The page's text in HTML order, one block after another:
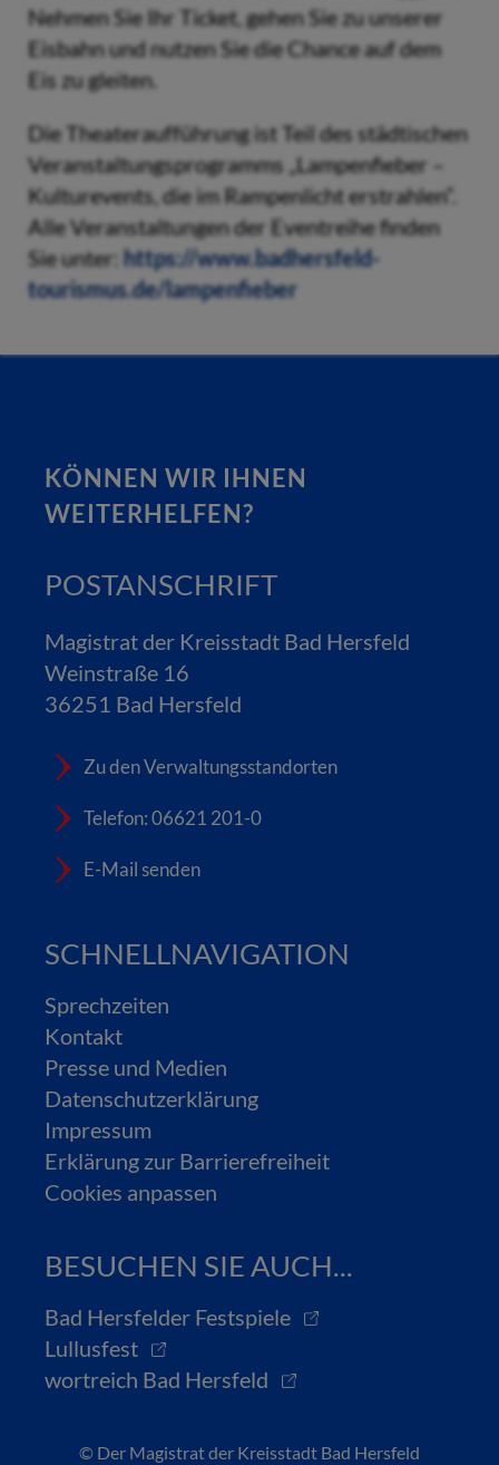
Nehmen Sie Ihr Ticket, gehen Sie zu unserer
Eisbahn und nutzen Sie die Chance auf dem
Eis zu gleiten.
Die Theateraufführung ist Teil des städtischen
Veranstaltungsprogramms „Lampenfieber –
Kulturevents, die im Rampenlicht erstrahlen“.
Alle Veranstaltungen der Eventreihe finden
Sie unter: https://www.badhersfeld-
tourismus.de/lampenfieber
KÖNNEN WIR IHNEN
WEITERHELFEN?
POSTANSCHRIFT
Magistrat der Kreisstadt Bad Hersfeld
Weinstraße 16
36251 Bad Hersfeld
Zu den Verwaltungsstandorten
Telefon: 06621 201-0
E-Mail senden
SCHNELLNAVIGATION
Sprechzeiten
Kontakt
Presse und Medien
Datenschutzerklärung
Impressum
Erklärung zur Barrierefreiheit
Cookies anpassen
BESUCHEN SIE AUCH...
Bad Hersfelder Festspiele
Lullusfest
wortreich Bad Hersfeld
© Der Magistrat der Kreisstadt Bad Hersfeld